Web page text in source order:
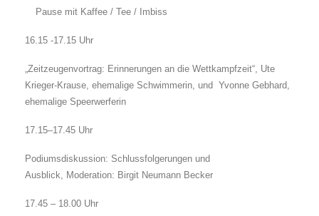
Pause mit Kaffee / Tee / Imbiss
16.15 -17.15 Uhr
„Zeitzeugenvortrag: Erinnerungen an die Wettkampfzeit“, Ute
Krieger-Krause, ehemalige Schwimmerin, und Yvonne Gebhard,
ehemalige Speerwerferin
17.15–17.45 Uhr
Podiumsdiskussion: Schlussfolgerungen und
Ausblick, Moderation: Birgit Neumann Becker
17.45 – 18.00 Uhr